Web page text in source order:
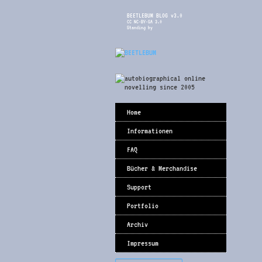
BEETLEBUM BLOG v3.0
CC NC-BY-SA 3.0
Standing by
Home
Informationen
FAQ
Bücher & Merchandise
Support
Portfolio
Archiv
Impressum